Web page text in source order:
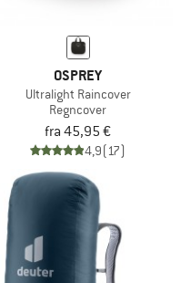
OSPREY
Ultralight Raincover
Regncover
fra 45,95 €
4,9(17)